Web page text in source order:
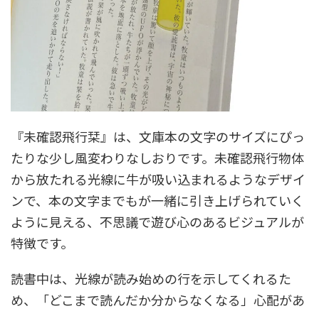
『未確認飛行栞』は、文庫本の文字のサイズにぴっ
たりな少し風変わりなしおりです。未確認飛行物体
から放たれる光線に牛が吸い込まれるようなデザイ
ンで、本の文字までもが一緒に引き上げられていく
ように見える、不思議で遊び心のあるビジュアルが
特徴です。
読書中は、光線が読み始めの行を示してくれるた
め、「どこまで読んだか分からなくなる」心配があ